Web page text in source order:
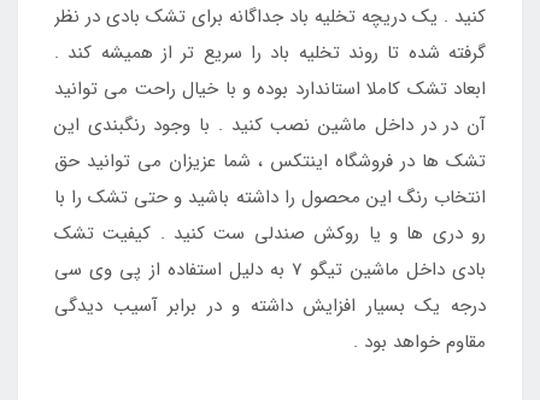
کنید . یک دریچه تخلیه باد جداگانه برای تشک بادی در نظر
گرفته شده تا روند تخلیه باد را سریع تر از همیشه کند .
ابعاد تشک کاملا استاندارد بوده و با خیال راحت می توانید
آن در در داخل ماشین نصب کنید . با وجود رنگبندی این
تشک ها در فروشگاه اینتکس ، شما عزیزان می توانید حق
انتخاب رنگ این محصول را داشته باشید و حتی تشک را با
رو دری ها و یا روکش صندلی ست کنید . کیفیت تشک
بادی داخل ماشین تیگو 7 به دلیل استفاده از پی وی سی
درجه یک بسیار افزایش داشته و در برابر آسیب دیدگی
مقاوم خواهد بود .